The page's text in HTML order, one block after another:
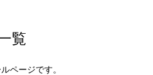
覧
ページです。